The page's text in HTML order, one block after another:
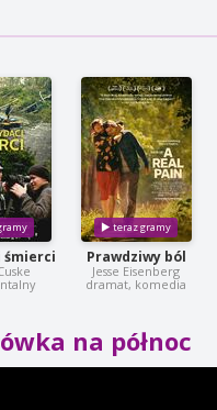
śmierci Prawdziwy ból
Jesse Eisenberg
dramat, komedia
na północ